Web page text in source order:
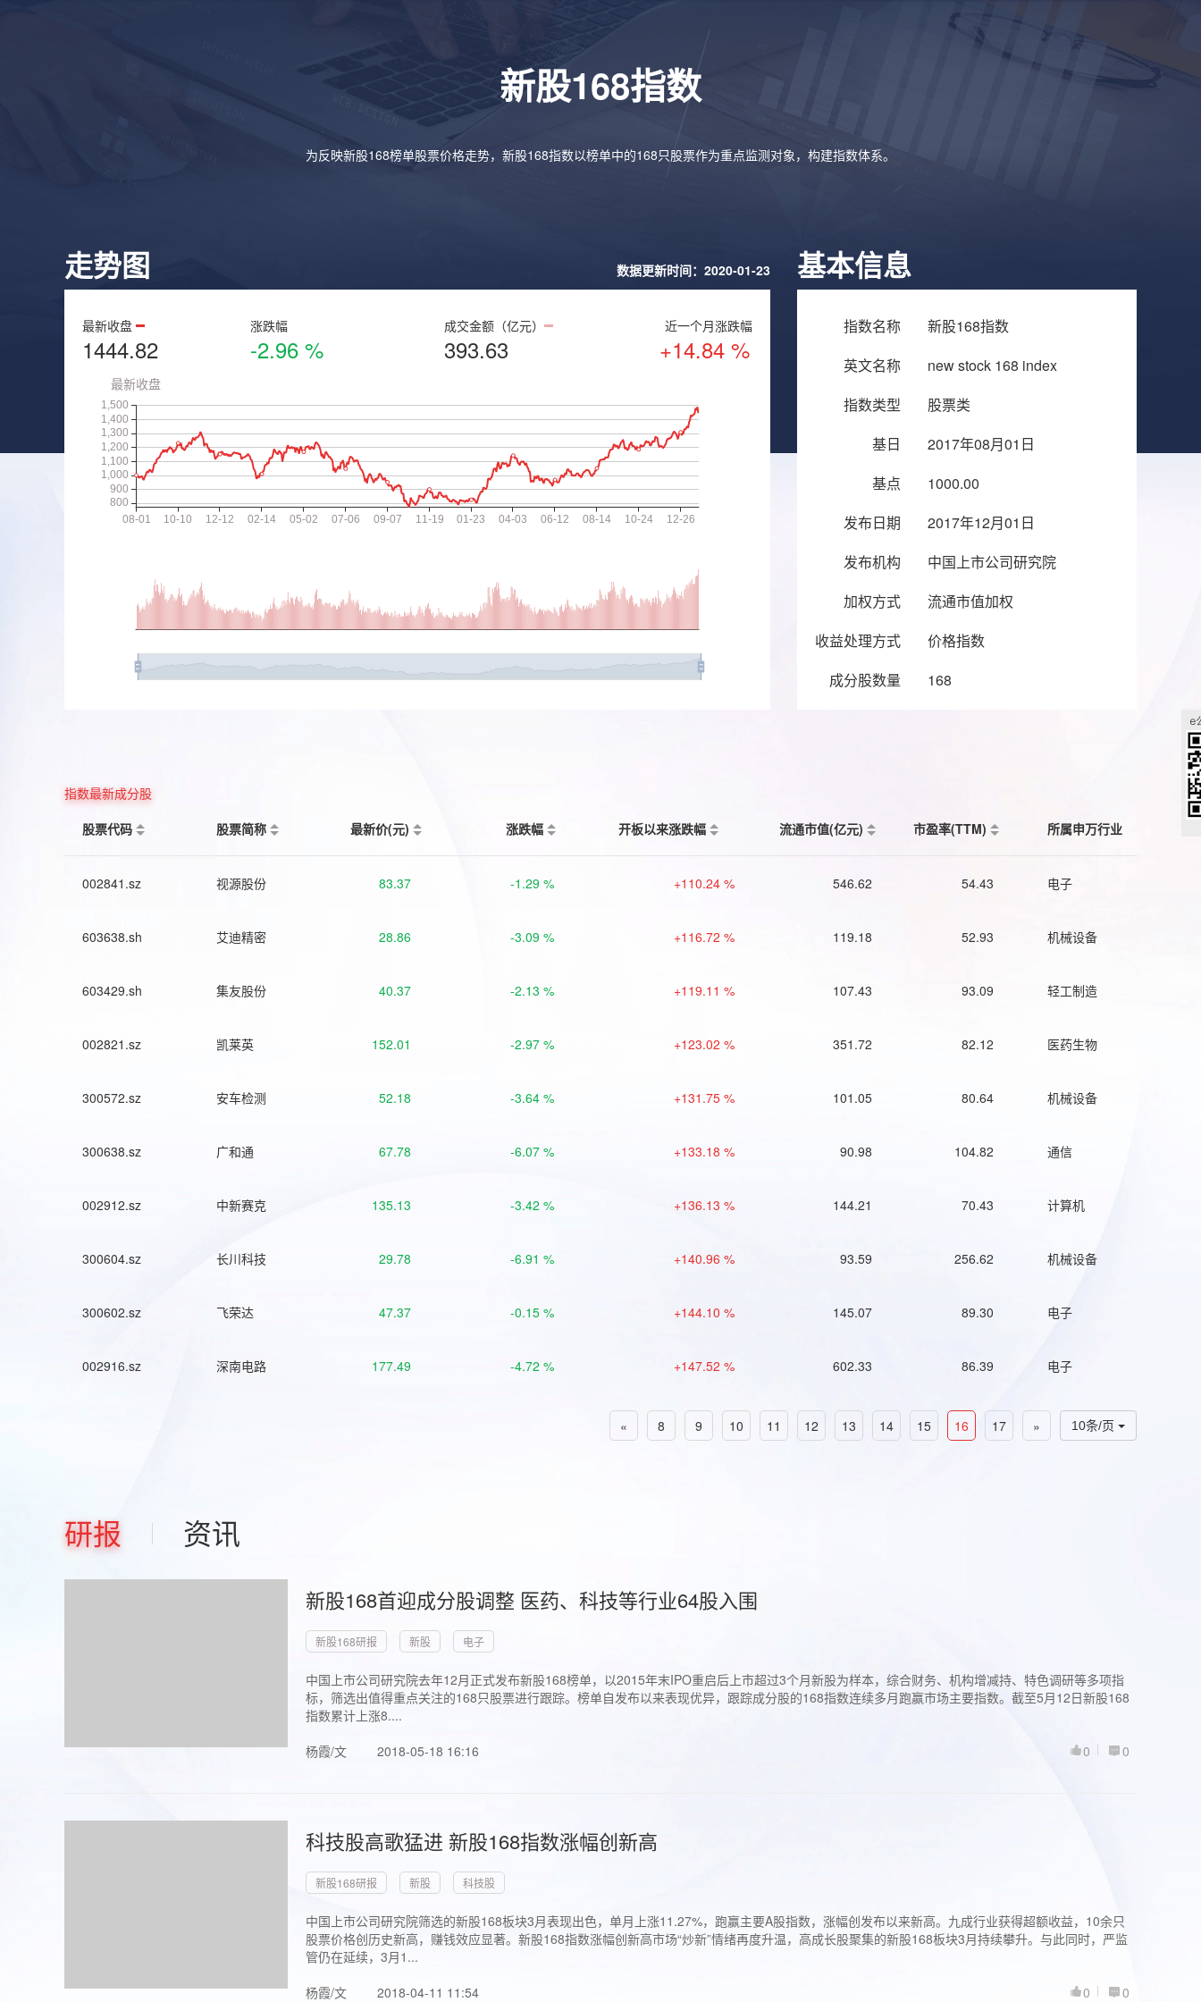
新股168指数
为反映新股168榜单股票价格走势，新股168指数以榜单中的168只股票作为重点监测对象，构建指数体系。
走势图 数据更新时间：2020-01-23
最新收盘
1444.82
涨跌幅
-2.96 %
成交金额（亿元）
393.63
近一个月涨跌幅
+14.84 %
基本信息
指数名称
新股168指数
英文名称
new stock 168 index
指数类型
股票类
基日
2017年08月01日
基点
1000.00
发布日期
2017年12月01日
发布机构
中国上市公司研究院
加权方式
流通市值加权
收益处理方式
价格指数
成分股数量
168
指数最新成分股
股票代码
股票简称 最新价(元) 涨跌幅 开板以来涨跌幅 流通市值(亿元) 市盈率(TTM) 所属申万行业
002841.sz 视源股份 83.37 -1.29 % +110.24 % 546.62 54.43 电子
603638.sh 艾迪精密 28.86 -3.09 % +116.72 % 119.18 52.93 机械设备
603429.sh 集友股份 40.37 -2.13 % +119.11 % 107.43 93.09 轻工制造
002821.sz 凯莱英 152.01 -2.97 % +123.02 % 351.72 82.12 医药生物
300572.sz 安车检测 52.18 -3.64 % +131.75 % 101.05 80.64 机械设备
300638.sz 广和通 67.78 -6.07 % +133.18 % 90.98 104.82 通信
002912.sz 中新赛克 135.13 -3.42 % +136.13 % 144.21 70.43 计算机
300604.sz 长川科技 29.78 -6.91 % +140.96 % 93.59 256.62 机械设备
300602.sz 飞荣达 47.37 -0.15 % +144.10 % 145.07 89.30 电子
002916.sz 深南电路 177.49 -4.72 % +147.52 % 602.33 86.39 电子
10条/页
« 8 9 10 11 12 13 14 15 16 17 »
研报 资讯
新股168首迎成分股调整 医药、科技等行业64股入围
新股168研报 新股 电子
中国上市公司研究院去年12月正式发布新股168榜单，以2015年末IPO重启后上市超过3个月新股为样本，综合财务、机构增减持、特色调研等多项指
标，筛选出值得重点关注的168只股票进行跟踪。榜单自发布以来表现优异，跟踪成分股的168指数连续多月跑赢市场主要指数。截至5月12日新股168
指数累计上涨8....
杨霞/文
2018-05-18 16:16 0
0
科技股高歌猛进 新股168指数涨幅创新高
新股168研报 新股 科技股
中国上市公司研究院筛选的新股168板块3月表现出色，单月上涨11.27%，跑赢主要A股指数，涨幅创发布以来新高。九成行业获得超额收益，10余只
股票价格创历史新高，赚钱效应显著。新股168指数涨幅创新高市场“炒新”情绪再度升温，高成长股聚集的新股168板块3月持续攀升。与此同时，严监
管仍在延续，3月1...
杨霞/文
2018-04-11 11:54 0
0